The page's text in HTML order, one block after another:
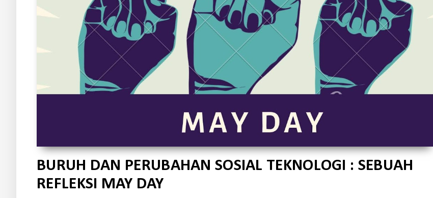
BURUH DAN PERUBAHAN SOSIAL TEKNOLOGI : SEBUAH
REFLEKSI MAY DAY